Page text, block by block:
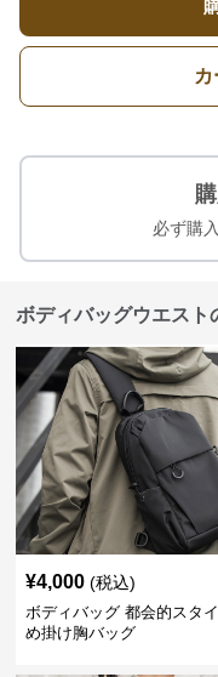
必ず購
ボディバッグウエスト
¥4,000 (税込)
ボディバッグ 都会的スタ
め掛け胸バッグ